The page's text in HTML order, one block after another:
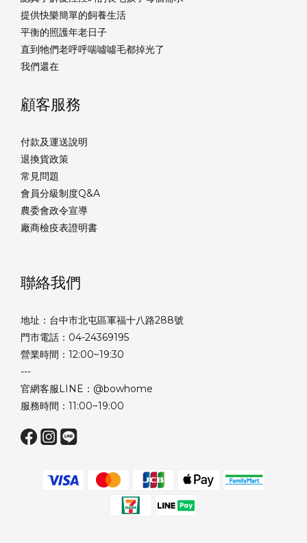
提供快樂簡單的飼養生活
平衡的照護年老日子
直到牠們老呼呼喘噓噓毛都掉光了
我們還在
顧客服務
付款及運送說明
退換貨政策
常見問題
會員分級制度Q&A
農委會政令宣導
廠商檢疫表證明書
聯絡我們
地址：台中市北屯區軍福十八路288號
門市電話：04-24369195
營業時間：12:00~19:30
---
官網客服LINE：@bowhome
服務時間：11:00~19:00